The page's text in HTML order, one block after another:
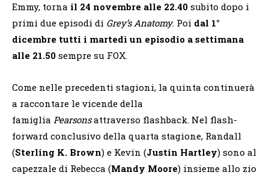
Emmy, torna il 24 novembre alle 22.40 subito dopo i
primi due episodi di Grey’s Anatomy. Poi dal 1°
dicembre tutti i martedì un episodio a settimana
alle 21.50 sempre su FOX.
Come nelle precedenti stagioni, la quinta continuerà
a raccontare le vicende della
famiglia Pearsonsattraverso flashback. Nel flash-
forward conclusivo della quarta stagione, Randall
(Sterling K. Brown) e Kevin (Justin Hartley) sono al
capezzale di Rebecca (Mandy Moore) insieme allo zio